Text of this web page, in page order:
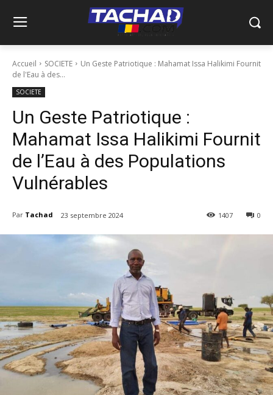
Accueil SOCIETE
Un Geste Patriotique : Mahamat Issa Halikimi Fournit
de l'Eau à des...
SOCIETE
Un Geste Patriotique :
Mahamat Issa Halikimi Fournit
de l’Eau à des Populations
Vulnérables
Par Tachad 23 septembre 2024 0
1407